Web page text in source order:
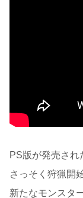
PS版が発売され
さっそく狩猟開
新たなモンスタ